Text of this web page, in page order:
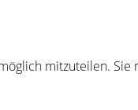
mitzuteilen.